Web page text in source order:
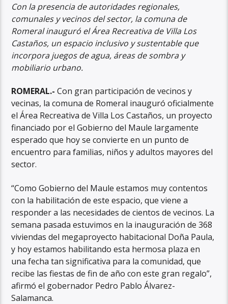
Con la presencia de autoridades regionales,
comunales y vecinos del sector, la comuna de
Romeral inauguró el Área Recreativa de Villa Los
Castaños, un espacio inclusivo y sustentable que
incorpora juegos de agua, áreas de sombra y
mobiliario urbano.
ROMERAL.- Con gran participación de vecinos y
vecinas, la comuna de Romeral inauguró oficialmente
el Área Recreativa de Villa Los Castaños, un proyecto
financiado por el Gobierno del Maule largamente
esperado que hoy se convierte en un punto de
encuentro para familias, niños y adultos mayores del
sector.
“Como Gobierno del Maule estamos muy contentos
con la habilitación de este espacio, que viene a
responder a las necesidades de cientos de vecinos. La
semana pasada estuvimos en la inauguración de 368
viviendas del megaproyecto habitacional Doña Paula,
y hoy estamos habilitando esta hermosa plaza en
una fecha tan significativa para la comunidad, que
recibe las fiestas de fin de año con este gran regalo”,
afirmó el gobernador Pedro Pablo Álvarez-
Salamanca.